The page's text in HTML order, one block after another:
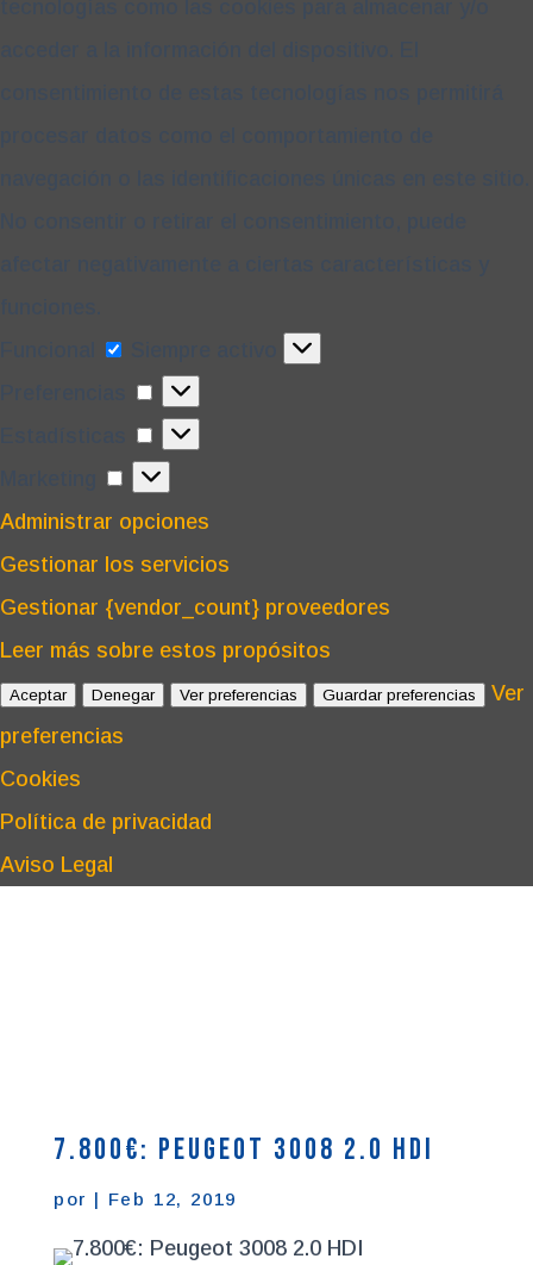
Preferencias
Estadísticas
Marketing
Administrar opciones
Gestionar los servicios
Gestionar {vendor_count} proveedores
Leer más sobre estos propósitos
Aceptar Denegar Ver preferencias Guardar preferencias
Ver
preferencias
Cookies
Política de privacidad
Aviso Legal
7.800€: Peugeot 3008 2.0 HDI
por | Feb 12, 2019